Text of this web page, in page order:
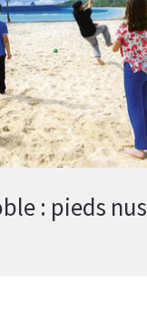
: pieds nus